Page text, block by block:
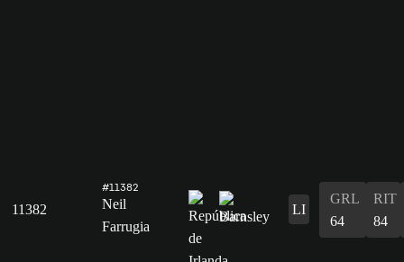
11382
#11382
Neil
Farrugia
LI
GRL
64
RIT
84